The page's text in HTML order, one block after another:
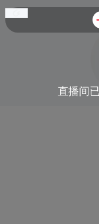
直播间